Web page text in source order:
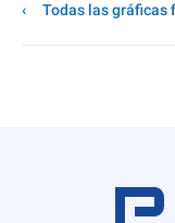
Todas las gráficas